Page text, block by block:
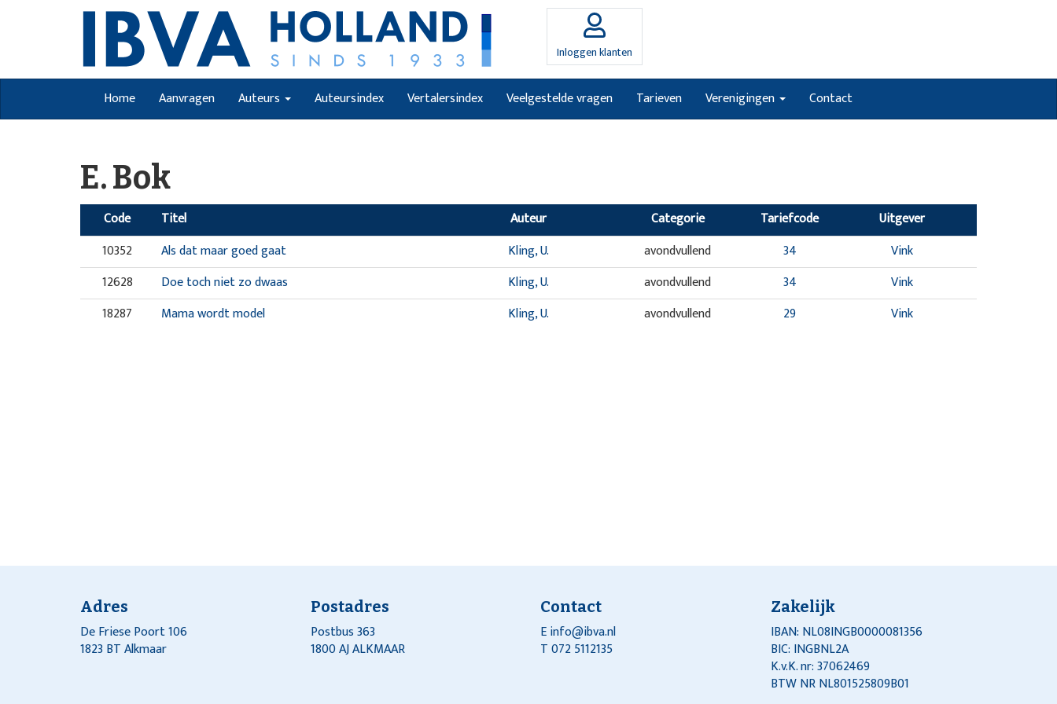
Inloggen klanten
Home Aanvragen Auteurs Auteursindex Vertalersindex Veelgestelde vragen Tarieven Verenigingen Contact
E. Bok
Code Titel Auteur Categorie Tariefcode
Uitgever
10352
Als dat maar goed gaat Kling, U. avondvullend 34
Vink
12628
Doe toch niet zo dwaas Kling, U. avondvullend 34
Vink
18287
Mama wordt model Kling, U. avondvullend 29 Vink
Adres
De Friese Poort 106
1823 BT Alkmaar
Postadres
Postbus 363
1800 AJ ALKMAAR
Contact
Einfo@ibva.nl
T 072 5112135
Zakelijk
IBAN: NL08INGB0000081356
BIC: INGBNL2A
K.v.K. nr: 37062469
BTW NR NL801525809B01